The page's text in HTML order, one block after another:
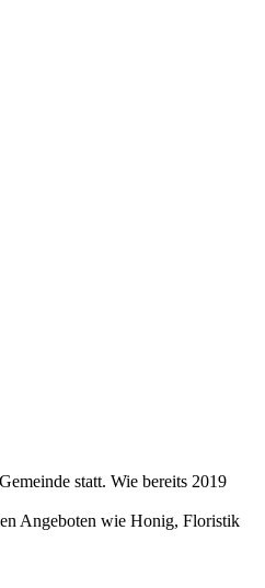
statt. Wie bereits 2019
Angeboten wie Honig, Floristik